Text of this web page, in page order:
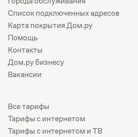
Список подключенных адресов
Карта покрытия Дом.ру
Помощь
Контакты
Дом.ру бизнесу
Вакансии
Все тарифы
Тарифы с интернетом
Тарифы с интернетом и ТВ